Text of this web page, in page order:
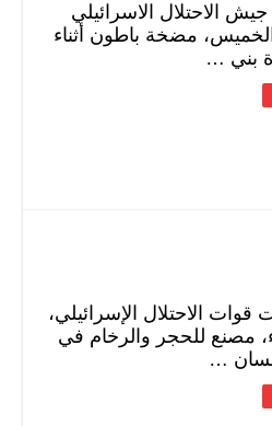
الاحتلال الاسرائيلي
مضخة باطون أثناء
بني …
الاحتلال الإسرائيلي،
مصنع للحجر والرخام في
…